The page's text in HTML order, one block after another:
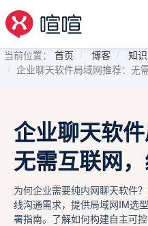
当前位置： 首页 博客
知
企业聊天软件局域网推荐：无
企业聊天软件
无需互联网
为何企业需要纯内网聊天软件
线沟通需求，提供局域网IM选
署指南。了解如何构建自主可控